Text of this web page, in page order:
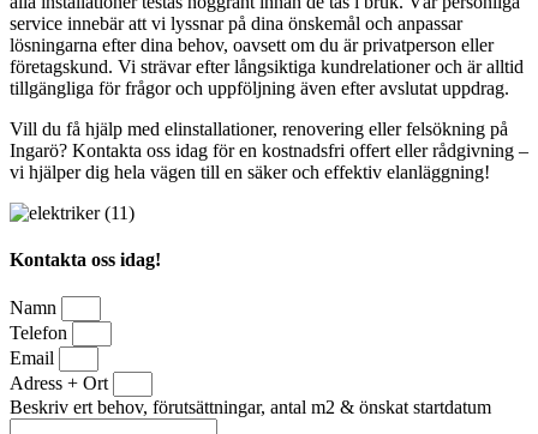
service innebär att vi lyssnar på dina önskemål och anpassar
lösningarna efter dina behov, oavsett om du är privatperson eller
företagskund. Vi strävar efter långsiktiga kundrelationer och är alltid
tillgängliga för frågor och uppföljning även efter avslutat uppdrag.
Vill du få hjälp med elinstallationer, renovering eller felsökning på
Ingarö? Kontakta oss idag för en kostnadsfri offert eller rådgivning –
vi hjälper dig hela vägen till en säker och effektiv elanläggning!
Kontakta oss idag!
Namn
Telefon
Email
Adress + Ort
Beskriv ert behov, förutsättningar, antal m2 & önskat startdatum